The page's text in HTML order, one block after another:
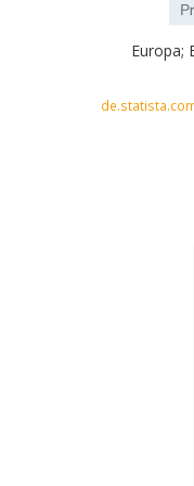
Europa;